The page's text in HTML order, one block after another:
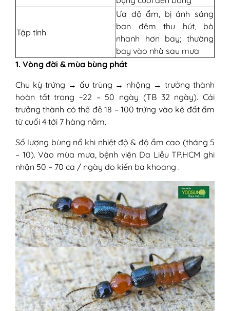
4. Có được tắm khi bị kiến ba khoang
5. Trẻ nhỏ bị kiến ba khoang cắn có
nguy hiểm hơn người lớn không?
6. Kiến ba khoang cắn có gây ngứa
7. Kiến ba khoang đốt có bị sốt
không?
8. Bị kiến ba khoang đốt kiêng ăn gì
và nên ăn gì?
9. Người từng bị kiến ba khoang cắn
có dễ bị tái lại không?
Tập tính
Ưa độ ẩm, bị ánh sáng
ban đêm thu hút, bò
nhanh hơn bay; thường
bay vào nhà sau mưa
1. Vòng đời & mùa bùng phát
Chu kỳ trứng → ấu trùng → nhộng → trưởng thành
hoàn tất trong ~22 – 50 ngày (TB 32 ngày). Cái
trưởng thành có thể đẻ 18 – 100 trứng vào kẽ đất ẩm
từ cuối 4 tới 7 hàng năm.
Số lượng bùng nổ khi nhiệt độ & độ ẩm cao (tháng 5
– 10). Vào mùa mưa, bệnh viện Da Liễu TP.HCM ghi
nhận 50 – 70 ca / ngày do kiến ba khoang .